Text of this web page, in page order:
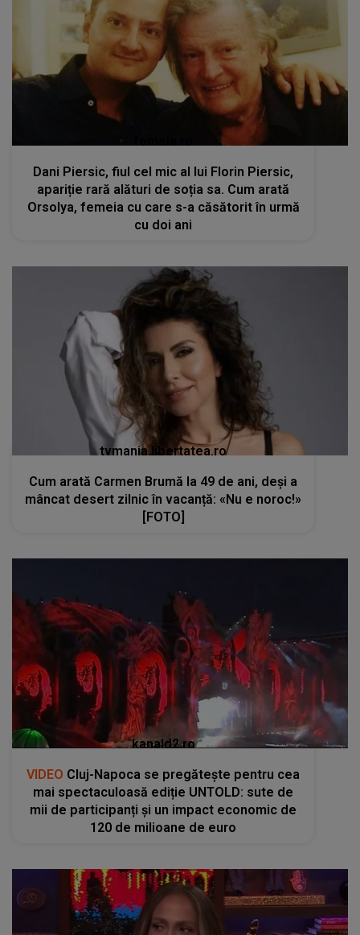
Dani Piersic, fiul cel mic al lui Florin Piersic,
apariție rară alături de soția sa. Cum arată
Orsolya, femeia cu care s-a căsătorit în urmă
cu doi ani
tvmania.libertatea.ro
Cum arată Carmen Brumă la 49 de ani, deși a
mâncat desert zilnic în vacanță: «Nu e noroc!»
[FOTO]
kanald2.ro
VIDEO Cluj-Napoca se pregătește pentru cea
mai spectaculoasă ediție UNTOLD: sute de
mii de participanți și un impact economic de
120 de milioane de euro